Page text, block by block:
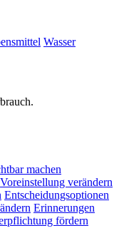
Wasser
machen
Voreinstellung verändern
Entscheidungsoptionen
Erinnerungen
fördern